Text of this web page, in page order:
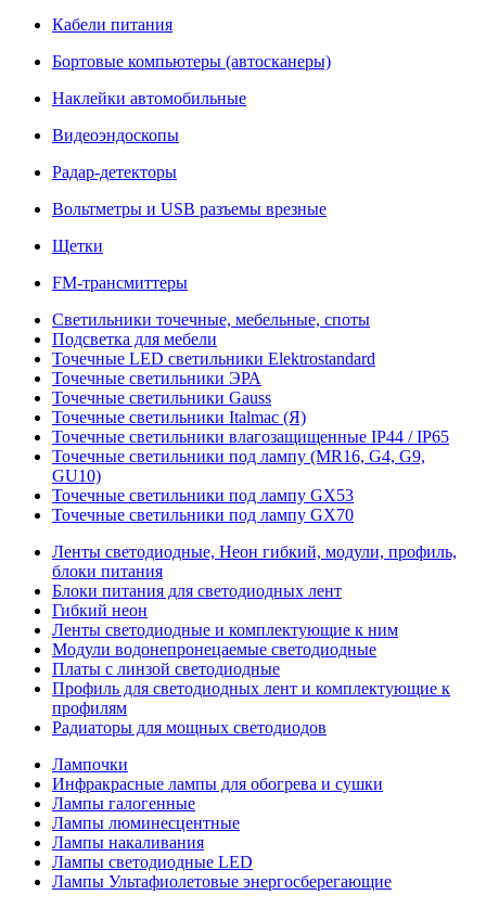
Кабели питания
Бортовые компьютеры (автосканеры)
Наклейки автомобильные
Видеоэндоскопы
Радар-детекторы
Вольтметры и USB разъемы врезные
Щетки
FM-трансмиттеры
Светильники точечные, мебельные, споты
Подсветка для мебели
Точечные LED светильники Elektrostandard
Точечные светильники ЭРА
Точечные светильники Gauss
Точечные светильники Italmac (Я)
Точечные светильники влагозащищенные IP44 / IP65
Точечные светильники под лампу (MR16, G4, G9,
GU10)
Точечные светильники под лампу GX53
Точечные светильники под лампу GX70
Ленты светодиодные, Неон гибкий, модули, профиль,
блоки питания
Блоки питания для светодиодных лент
Гибкий неон
Ленты светодиодные и комплектующие к ним
Модули водонепронецаемые светодиодные
Платы с линзой светодиодные
Профиль для светодиодных лент и комплектующие к
профилям
Радиаторы для мощных светодиодов
Лампочки
Инфракрасные лампы для обогрева и сушки
Лампы галогенные
Лампы люминесцентные
Лампы накаливания
Лампы светодиодные LED
Лампы Ультафиолетовые энергосберегающие